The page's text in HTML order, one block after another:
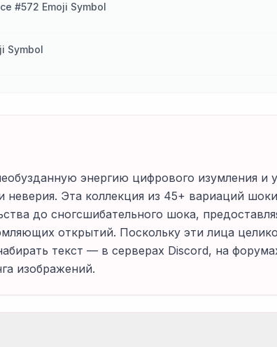
#572 Emoji Symbol
Symbol
энергию цифрового изумления и
неверия. Эта коллекция из 45+ вариаций
до сногсшибательного шока,
открытий. Поскольку эти лица
текст — в серверах Discord, на
изображений.